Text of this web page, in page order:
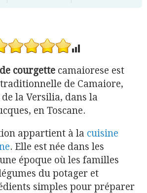
courgette camaiorese est
de Camaiore,
la Versilia, dans la
en Toscane.
appartient à la cuisine
. Elle est née dans les
époque où les familles
du potager et
simples pour préparer